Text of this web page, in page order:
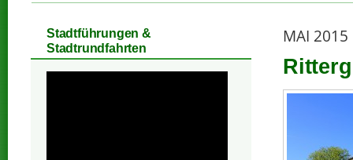
MAI 2015
Stadtführungen &
Stadtrundfahrten